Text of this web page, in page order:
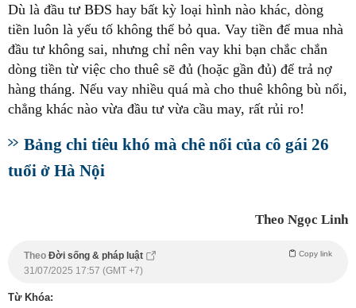
Dù là đầu tư BĐS hay bất kỳ loại hình nào khác, dòng
tiền luôn là yếu tố không thể bỏ qua. Vay tiền để mua nhà
đầu tư không sai, nhưng chỉ nên vay khi bạn chắc chắn
dòng tiền từ việc cho thuê sẽ đủ (hoặc gần đủ) để trả nợ
hàng tháng. Nếu vay nhiều quá mà cho thuê không bù nổi,
chẳng khác nào vừa đầu tư vừa cầu may, rất rủi ro!
Bảng chi tiêu khó mà chê nổi của cô gái 26
tuổi ở Hà Nội
Theo Ngọc Linh
Theo Đời sống & pháp luật Copy link
31/07/2025 17:57 (GMT +7)
Từ Khóa: